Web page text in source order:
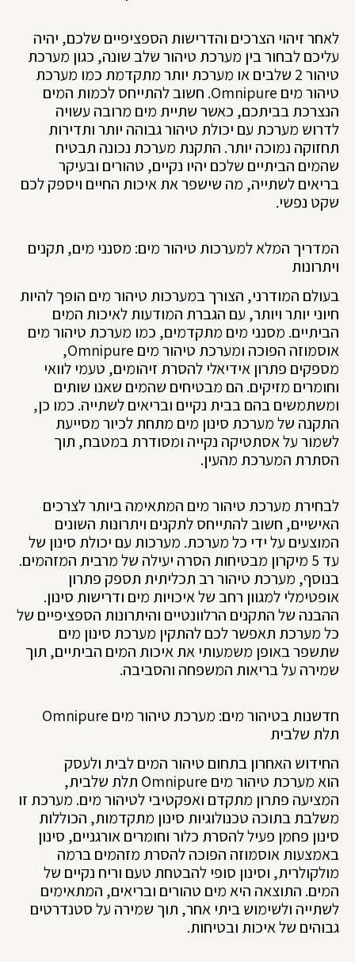
לאחר זיהוי הצרכים והדרישות הספציפיים שלכם, יהיה
עליכם לבחור בין מערכת טיהור שלב שונה, כגון מערכת
טיהור 2 שלבים או מערכת יותר מתקדמת כמו מערכת
טיהור מים Omnipure. חשוב להתייחס לכמות המים
הנצרכת בביתכם, כאשר שתיית מים מרובה עשויה
לדרוש מערכת עם יכולת טיהור גבוהה יותר ותדירות
תחזוקה נמוכה יותר. התקנת מערכת נכונה תבטיח
שהמים הביתיים שלכם יהיו נקיים, טהורים ובעיקר
בריאים לשתייה, מה שישפר את איכות החיים ויספק לכם
שקט נפשי.
המדריך המלא למערכות טיהור מים: מסנני מים, תקנים
ויתרונות
בעולם המודרני, הצורך במערכות טיהור מים הופך להיות
חיוני יותר ויותר, עם הגברת המודעות לאיכות המים
הביתיים. מסנני מים מתקדמים, כמו מערכת טיהור מים
אוסמוזה הפוכה ומערכת טיהור מים Omnipure,
מספקים פתרון אידיאלי להסרת זיהומים, טעמי לוואי
וחומרים מזיקים. הם מבטיחים שהמים שאנו שותים
ומשתמשים בהם בבית נקיים ובריאים לשתייה. כמו כן,
התקנה של מערכת סינון מים מתחת לכיור מסייעת
לשמור על אסתטיקה נקייה ומסודרת במטבח, תוך
הסתרת המערכת מהעין.
לבחירת מערכת טיהור מים המתאימה ביותר לצרכים
האישיים, חשוב להתייחס לתקנים ויתרונות השונים
המוצעים על ידי כל מערכת. מערכות עם יכולת סינון של
עד 5 מיקרון מבטיחות הסרה יעילה של מרבית המזהמים.
בנוסף, מערכת טיהור רב תכליתית תספק פתרון
אופטימלי למגוון רחב של איכויות מים ודרישות סינון.
ההבנה של התקנים הרלוונטיים והיתרונות הספציפיים של
כל מערכת תאפשר לכם להתקין מערכת סינון מים
שתשפר באופן משמעותי את איכות המים הביתיים, תוך
שמירה על בריאות המשפחה והסביבה.
חדשנות בטיהור מים: מערכת טיהור מים Omnipure
תלת שלבית
החידוש האחרון בתחום טיהור המים לבית ולעסק
הוא מערכת טיהור מים Omnipure תלת שלבית,
המציעה פתרון מתקדם ואפקטיבי לטיהור מים. מערכת זו
משלבת בתוכה טכנולוגיות סינון מתקדמות, הכוללות
סינון פחמן פעיל להסרת כלור וחומרים אורגניים, סינון
באמצעות אוסמוזה הפוכה להסרת מזהמים ברמה
מולקולרית, וסינון סופי להבטחת טעם וריח נקיים של
המים. התוצאה היא מים טהורים ובריאים, המתאימים
לשתייה ולשימוש ביתי אחר, תוך שמירה על סטנדרטים
גבוהים של איכות ובטיחות.